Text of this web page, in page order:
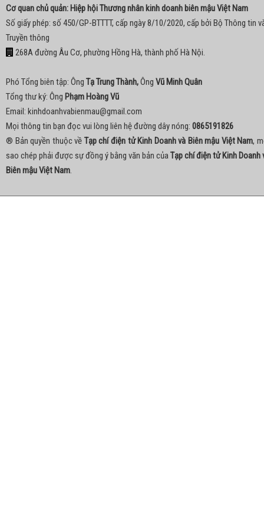
Cơ quan chủ quản: Hiệp hội Thương nhân kinh doanh biên mậu Việt Nam
Số giấy phép: số 450/GP-BTTTT, cấp ngày 8/10/2020, cấp bởi Bộ Thông tin
Truyền thông
268A đường Âu Cơ, phường Hồng Hà, thành phố Hà Nội.
Phó Tổng biên tập: Ông Tạ Trung Thành,Ông Vũ Minh Quân
Tổng thư ký: Ông Phạm Hoàng Vũ
Email: kinhdoanhvabienmau@gmail.com
Mọi thông tin bạn đọc vui lòng liên hệ đường dây nóng: 0865191826
® Bản quyền thuộc về Tạp chí điện tử Kinh Doanh và Biên mậu Việt Nam,
sao chép phải được sự đồng ý bằng văn bản củaTạp chí điện tử Kinh Doanh
Biên mậu Việt Nam.